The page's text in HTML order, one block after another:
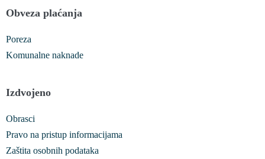
Obveza plaćanja
Poreza
Komunalne naknade
Izdvojeno
Obrasci
Pravo na pristup informacijama
Zaštita osobnih podataka